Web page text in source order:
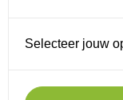
Selecteer jouw